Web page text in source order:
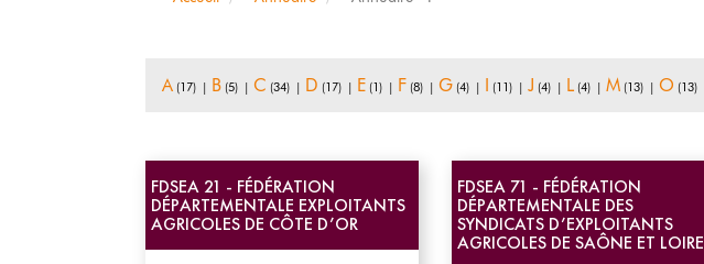
A (17) | B (5) | C (34) | D (17) | E (1) | F (8) | G (4) | I (11) | J (4) | L (4) | M (13) | O (13)
FDSEA 21 - FÉDÉRATION
DÉPARTEMENTALE EXPLOITANTS
AGRICOLES DE CÔTE D’OR
FDSEA 71 - FÉDÉRATION
DÉPARTEMENTALE DES
SYNDICATS D’EXPLOITANTS
AGRICOLES DE SAÔNE ET LOIRE